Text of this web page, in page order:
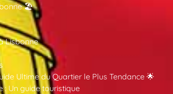
🏖️
Lisbonne
Ultime du Quartier le Plus Tendance 🌟
: Un guide touristique